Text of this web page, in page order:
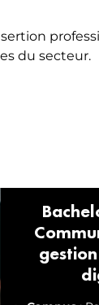
du secteur.